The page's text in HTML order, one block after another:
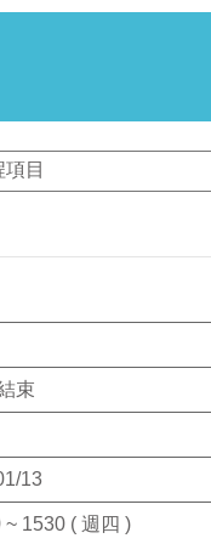
束
13
~ 1530 ( 週四 )